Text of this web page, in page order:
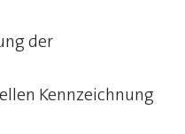
der
Kennzeichnung